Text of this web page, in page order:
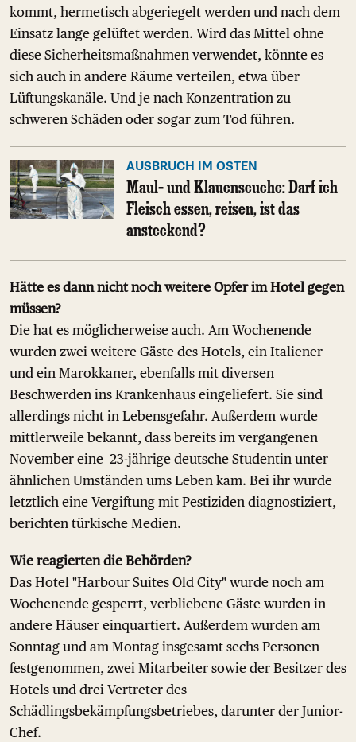
kommt, hermetisch abgeriegelt werden und nach dem
Einsatz lange gelüftet werden. Wird das Mittel ohne
diese Sicherheitsmaßnahmen verwendet, könnte es
sich auch in andere Räume verteilen, etwa über
Lüftungskanäle. Und je nach Konzentration zu
schweren Schäden oder sogar zum Tod führen.
AUSBRUCH IM OSTEN
Maul- und Klauenseuche: Darf ich
Fleisch essen, reisen, ist das
ansteckend?
Hätte es dann nicht noch weitere Opfer im Hotel gegen
müssen?
Die hat es möglicherweise auch. Am Wochenende
wurden zwei weitere Gäste des Hotels, ein Italiener
und ein Marokkaner, ebenfalls mit diversen
Beschwerden ins Krankenhaus eingeliefert. Sie sind
allerdings nicht in Lebensgefahr. Außerdem wurde
mittlerweile bekannt, dass bereits im vergangenen
November eine 23-jährige deutsche Studentin unter
ähnlichen Umständen ums Leben kam. Bei ihr wurde
letztlich eine Vergiftung mit Pestiziden diagnostiziert,
berichten türkische Medien.
Wie reagierten die Behörden?
Das Hotel "Harbour Suites Old City" wurde noch am
Wochenende gesperrt, verbliebene Gäste wurden in
andere Häuser einquartiert. Außerdem wurden am
Sonntag und am Montag insgesamt sechs Personen
festgenommen, zwei Mitarbeiter sowie der Besitzer des
Hotels und drei Vertreter des
Schädlingsbekämpfungsbetriebes, darunter der Junior-
Chef.